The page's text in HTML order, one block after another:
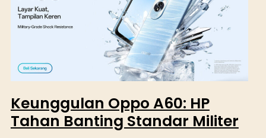
Keunggulan Oppo A60: HP
Tahan Banting Standar Militer